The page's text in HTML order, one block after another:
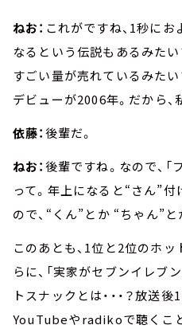
ねお： これがですね、1秒に
なるという伝説もあるみたい
すごい量が売れているみた
デビューが2006年。だから、
依藤：後輩だ。
ねお：後輩ですね。なので、
って。年上になると“さん”
ので、“くん”とか “ちゃん”と
このあとも、1位と2位のホッ
らに、「実家がセブンイレブ
トスナックとは・・・？放送
YouTubeやradikoで聴くこ